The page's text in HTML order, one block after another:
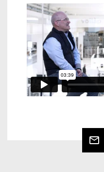
mail_outline